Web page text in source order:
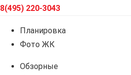
8(495) 220-3043
Планировка
Фото ЖК
Обзорные